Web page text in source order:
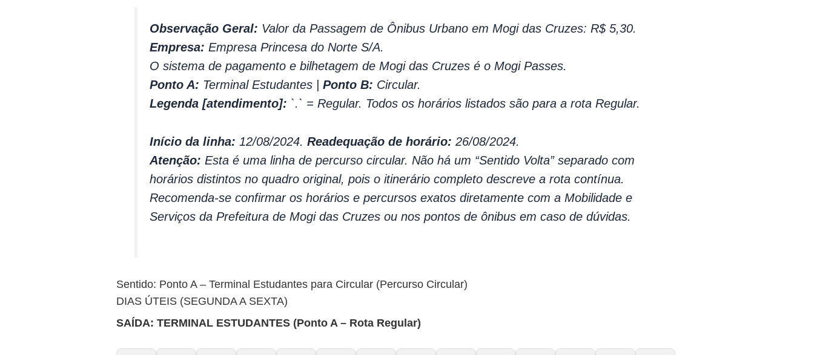
Observação Geral: Valor da Passagem de Ônibus Urbano em Mogi das Cruzes: R$ 5,30.
Empresa: Empresa Princesa do Norte S/A.
O sistema de pagamento e bilhetagem de Mogi das Cruzes é o Mogi Passes.
Ponto A: Terminal Estudantes | Ponto B: Circular.
Legenda [atendimento]: `.` = Regular. Todos os horários listados são para a rota Regular.
Início da linha: 12/08/2024. Readequação de horário: 26/08/2024.
Atenção: Esta é uma linha de percurso circular. Não há um “Sentido Volta” separado com
horários distintos no quadro original, pois o itinerário completo descreve a rota contínua.
Recomenda-se confirmar os horários e percursos exatos diretamente com a Mobilidade e
Serviços da Prefeitura de Mogi das Cruzes ou nos pontos de ônibus em caso de dúvidas.
Sentido: Ponto A – Terminal Estudantes para Circular (Percurso Circular)
DIAS ÚTEIS (SEGUNDA A SEXTA)
SAÍDA: TERMINAL ESTUDANTES (Ponto A – Rota Regular)